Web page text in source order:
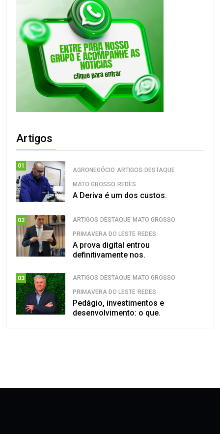
Artigos
01
AGRONEGÓCIO ARTIGOS DESTAQUE
MATO GROSSO REDES
A Deriva é um dos custos.
02 ARTIGOS DESTAQUE MATO GROSSO
PRIMAVERA DO LESTE REDES
A prova digital entrou
definitivamente nos.
03 ARTIGOS DESTAQUE MATO GROSSO
PRIMAVERA DO LESTE REDES
Pedágio, investimentos e
desenvolvimento: o que.